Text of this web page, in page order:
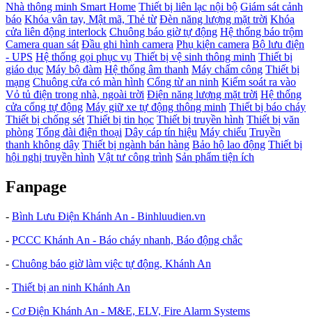
Nhà thông minh Smart Home Thiết bị liên lạc nội bộ Giám sát cảnh
báo Khóa vân tay, Mật mã, Thẻ từ Đèn năng lượng mặt trời Khóa
cửa liên động interlock Chuông báo giờ tự động Hệ thống báo trộm
Camera quan sát Đầu ghi hình camera Phụ kiện camera Bộ lưu điện
- UPS Hệ thống gọi phục vụ Thiết bị vệ sinh thông minh Thiết bị
giáo dục Máy bộ đàm Hệ thống âm thanh Máy chấm công Thiết bị
mạng Chuông cửa có màn hình Cổng từ an ninh Kiểm soát ra vào
Vỏ tủ điện trong nhà, ngoài trời Điện năng lượng mặt trời Hệ thống
cửa cổng tự động Máy giữ xe tự động thông minh Thiết bị báo cháy
Thiết bị chống sét Thiết bị tin học Thiết bị truyền hình Thiết bị văn
phòng Tổng đài điện thoại Dây cáp tín hiệu Máy chiếu Truyền
thanh không dây Thiết bị ngành bán hàng Bảo hộ lao động Thiết bị
hội nghị truyền hình Vật tư công trình Sản phẩm tiện ích
Fanpage
- Bình Lưu Điện Khánh An - Binhluudien.vn
- PCCC Khánh An - Báo cháy nhanh, Báo động chắc
- Chuông báo giờ làm việc tự động, Khánh An
- Thiết bị an ninh Khánh An
- Cơ Điện Khánh An - M&E, ELV, Fire Alarm Systems